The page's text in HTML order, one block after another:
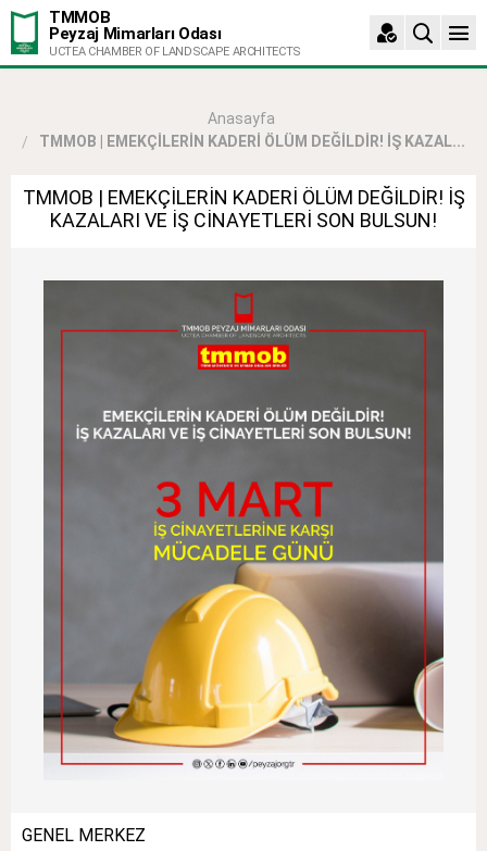
TMMOB
Peyzaj Mimarları Odası
UCTEA CHAMBER OF LANDSCAPE ARCHITECTS
Anasayfa
TMMOB | EMEKÇİLERİN KADERİ ÖLÜM DEĞİLDİR! İŞ KAZAL...
TMMOB | EMEKÇİLERİN KADERİ ÖLÜM DEĞİLDİR! İŞ
KAZALARI VE İŞ CİNAYETLERİ SON BULSUN!
GENEL MERKEZ